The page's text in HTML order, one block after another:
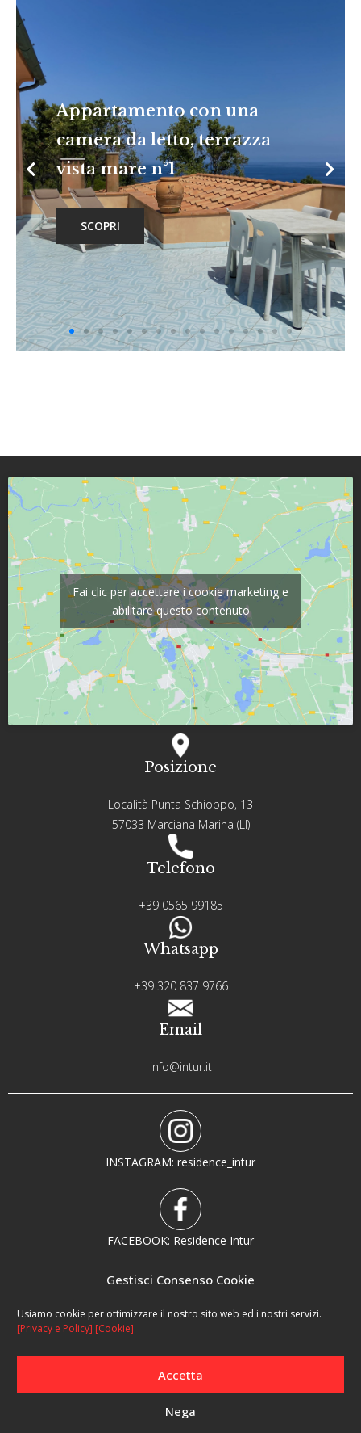
Gestisci Consenso Cookie
Usiamo cookie per ottimizzare il nostro sito web ed i nostri servizi.
[Privacy e Policy] [Cookie]
Accetta
Nega
Appartamento con una
camera da letto, terrazza
vista mare n°1
SCOPRI
Fai clic per accettare i cookie marketing e
abilitare questo contenuto
Posizione
Località Punta Schioppo, 13
57033 Marciana Marina (LI)
Telefono
+39 0565 99185
Whatsapp
+39 320 837 9766
Email
info@intur.it
INSTAGRAM: residence_intur
FACEBOOK: Residence Intur
L'Angioletta vacanze in Liguria
PIVA: 00820660967 | REA: MB-1083880 | C.i.v.: € 10.400 – CIN: